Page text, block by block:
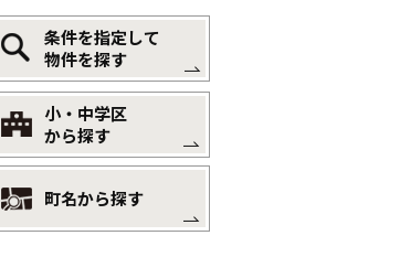
条件を指定して
物件を探す
小・中学区
から探す
町名から探す